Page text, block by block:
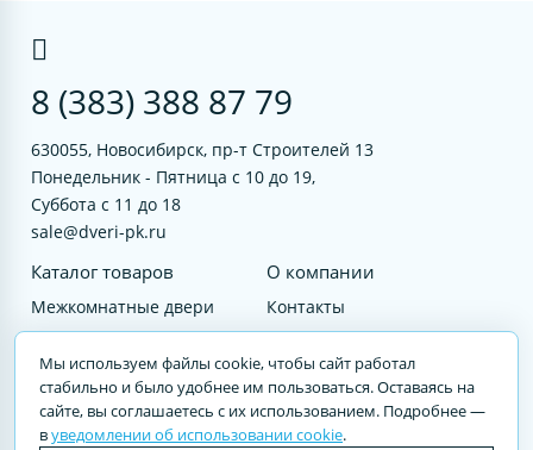
8 (383) 388 87 79
630055, Новосибирск, пр-т Строителей 13
Понедельник - Пятница с 10 до 19,
Суббота с 11 до 18
sale@dveri-pk.ru
Каталог товаров
Межкомнатные двери
Входные двери
Услуги
О компании
Контакты
Мы используем файлы cookie, чтобы сайт работал
стабильно и было удобнее им пользоваться. Оставаясь на
сайте, вы соглашаетесь с их использованием. Подробнее —
вуведомлении об использовании cookie.